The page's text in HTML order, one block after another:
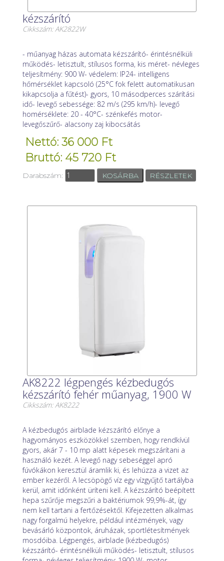
kézszárító
Cikkszám: AK2822W
- műanyag házas automata kézszárító- érintésnélküli
működés- letisztult, stílusos forma, kis méret- névleges
teljesítmény: 900 W- védelem: IP24- intelligens
hőmérséklet kapcsoló (25°C fok felett automatikusan
kikapcsolja a fűtést)- gyors, 10 másodperces szárítási
idő- levegő sebessége: 82 m/s (295 km/h)- levegő
homérséklete: 20 - 40°C- szénkefés motor-
levegőszűrő- alacsony zaj kibocsátás
Nettó: 36 000 Ft
Bruttó: 45 720 Ft
Darabszám: RÉSZLETEK
AK8222 légpengés kézbedugós
kézszárító fehér műanyag, 1900 W
Cikkszám: AK8222
A kézbedugós airblade kézszárító előnye a
hagyományos eszközökkel szemben, hogy rendkívül
gyors, akár 7 - 10 mp alatt képesek megszárítani a
használó kezét. A levegő nagy sebeséggel apró
fúvókákon keresztül áramlik ki, és lehúzza a vizet az
ember kezéről. A lecsöpögő víz egy vízgyűjtő tartályba
kerül, amit időnként üríteni kell. A kézszárító beépített
hepa szűrője megszűri a baktériumok 99,9%-át, így
nem kell tartani a fertőzésektől. Kifejezetten alkalmas
nagy forgalmú helyekre, például intézmények, vagy
bevásárló központok, áruházak, sportlétesítmények
mosdóiba. Légpengés, airblade (kézbedugós)
kézszárító- érintésnélküli működés- letisztult, stílusos